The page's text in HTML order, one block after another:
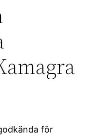
för